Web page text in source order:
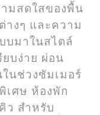
มสดใสของพื้น
างๆ และความ
บมาในสไตล์
บง่าย ผ่อน
นช่วงซัมเมอร์
ศษ ห้องพัก
ว สำหรับ